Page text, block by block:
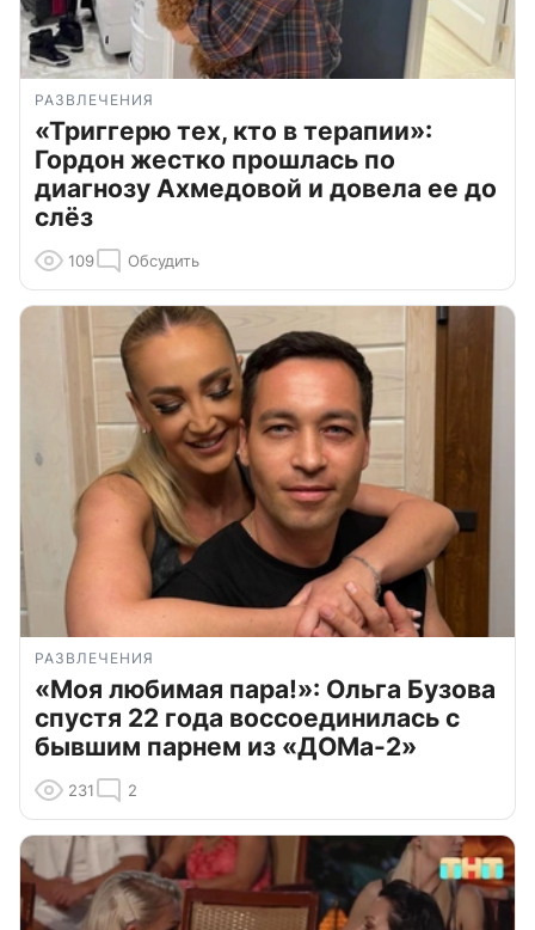
РАЗВЛЕЧЕНИЯ
«Триггерю тех, кто в терапии»:
Гордон жестко прошлась по
диагнозу Ахмедовой и довела ее до
слёз
109 Обсудить
РАЗВЛЕЧЕНИЯ
«Моя любимая пара!»: Ольга Бузова
спустя 22 года воссоединилась с
бывшим парнем из «ДОМа-2»
231 2